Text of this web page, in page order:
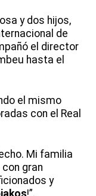
y dos hijos,
de
el director
hasta el
el mismo
con el Real
Mi familia
gran
y